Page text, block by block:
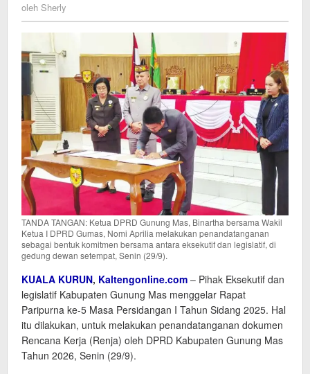
oleh Sherly
TANDA TANGAN: Ketua DPRD Gunung Mas, Binartha bersama Wakil
Ketua I DPRD Gumas, Nomi Aprilia melakukan penandatanganan
sebagai bentuk komitmen bersama antara eksekutif dan legislatif, di
gedung dewan setempat, Senin (29/9).
KUALA KURUN, Kaltengonline.com – Pihak Eksekutif dan
legislatif Kabupaten Gunung Mas menggelar Rapat
Paripurna ke-5 Masa Persidangan I Tahun Sidang 2025. Hal
itu dilakukan, untuk melakukan penandatanganan dokumen
Rencana Kerja (Renja) oleh DPRD Kabupaten Gunung Mas
Tahun 2026, Senin (29/9).